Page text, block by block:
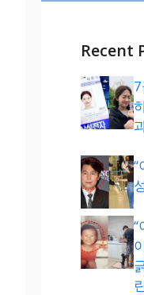
Recent
“
“